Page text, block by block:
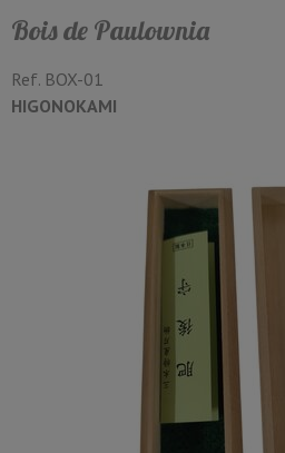
Bois de Paulownia
Ref. BOX-01
HIGONOKAMI